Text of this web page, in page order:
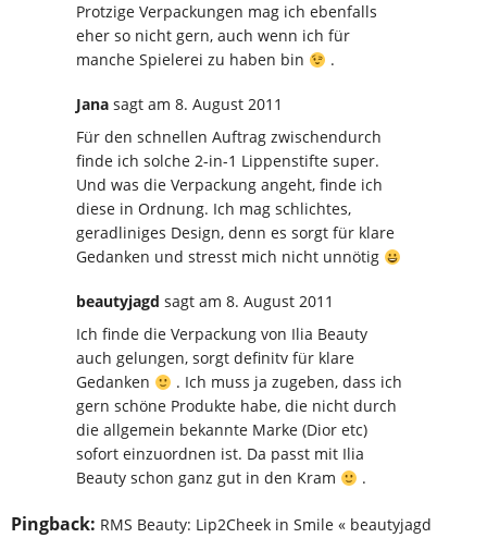
Protzige Verpackungen mag ich ebenfalls
eher so nicht gern, auch wenn ich für
manche Spielerei zu haben bin
.
Jana sagt am 8. August 2011
Für den schnellen Auftrag zwischendurch
finde ich solche 2-in-1 Lippenstifte super.
Und was die Verpackung angeht, finde ich
diese in Ordnung. Ich mag schlichtes,
geradliniges Design, denn es sorgt für klare
Gedanken und stresst mich nicht unnötig
beautyjagd sagt am 8. August 2011
Ich finde die Verpackung von Ilia Beauty
auch gelungen, sorgt definitv für klare
Gedanken
. Ich muss ja zugeben, dass ich
gern schöne Produkte habe, die nicht durch
die allgemein bekannte Marke (Dior etc)
sofort einzuordnen ist. Da passt mit Ilia
Beauty schon ganz gut in den Kram
.
Pingback: RMS Beauty: Lip2Cheek in Smile « beautyjagd